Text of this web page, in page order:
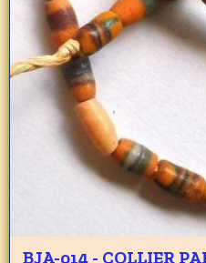
BJA-014 - COLLIER